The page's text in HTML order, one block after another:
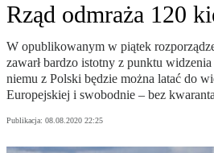
Rząd odmraża 120
W opublikowanym w piątek
zawarł bardzo istotny z punktu
niemu z Polski będzie można latać do
Europejskiej i swobodnie – bez
Publikacja: 08.08.2020 22:25